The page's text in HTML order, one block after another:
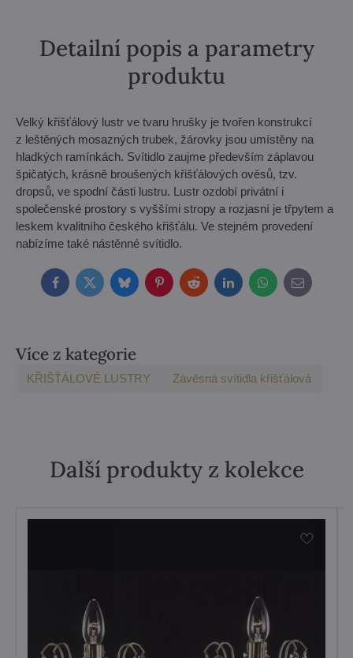
Detailní popis a parametry
produktu
Velký křišťálový lustr ve tvaru hrušky je tvořen konstrukcí
z leštěných mosazných trubek, žárovky jsou umístěny na
hladkých ramínkách. Svítidlo zaujme především záplavou
špičatých, krásně broušených křišťálových ověsů, tzv.
dropsů, ve spodní části lustru. Lustr ozdobí privátní i
společenské prostory s vyššími stropy a rozjasní je třpytem a
leskem kvalitního českého křišťálu. Ve stejném provedení
nabízíme také nástěnné svítidlo.
FacebookTwitterBlueskyPinterestRedditLinkedInWhatsApp
E-
mail
Více z kategorie
KŘIŠŤÁLOVÉ LUSTRY Závěsná svítidla křišťálová
Další produkty z kolekce